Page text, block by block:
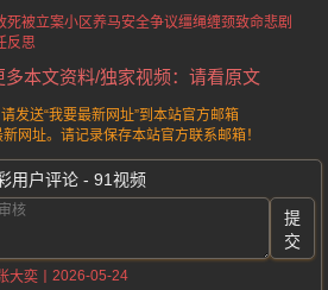
死被立案小区养马安全争议缰绳缠颈致命悲剧
反思
本文资料/独家视频：请看原文
发送“我要最新网址”到本站官方邮箱
网址。请记录保存本站官方联系邮箱！
用户评论 - 91视频
提
交
大奕
2026-05-24